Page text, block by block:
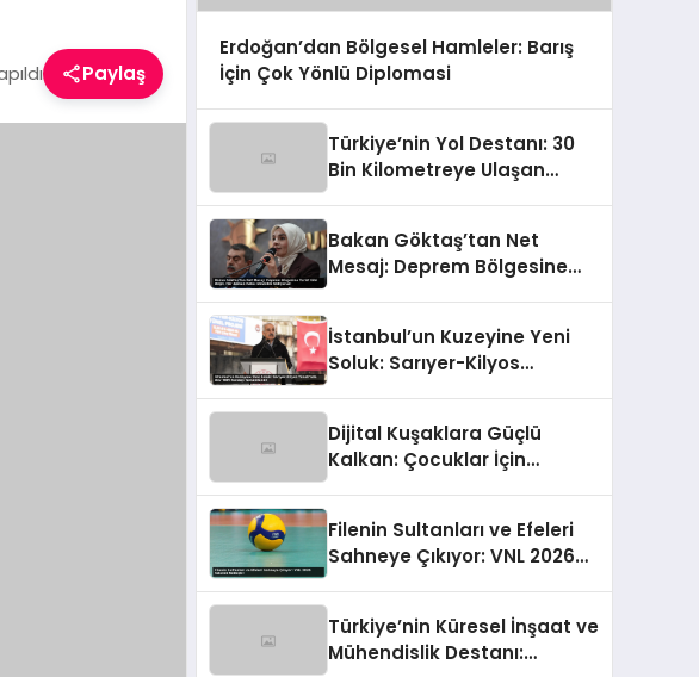
Paylaş
Erdoğan’dan Bölgesel Hamleler: Barış
İçin Çok Yönlü Diplomasi
Türkiye’nin Yol Destanı: 30
Bin Kilometreye Ulaşan
Bakan Göktaş’tan Net
Mesaj: Deprem Bölgesine
İstanbul’un Kuzeyine Yeni
Soluk: Sarıyer-Kilyos
Dijital Kuşaklara Güçlü
Kalkan: Çocuklar İçin
Filenin Sultanları ve Efeleri
Sahneye Çıkıyor: VNL 2026
Türkiye’nin Küresel İnşaat ve
Mühendislik Destanı: